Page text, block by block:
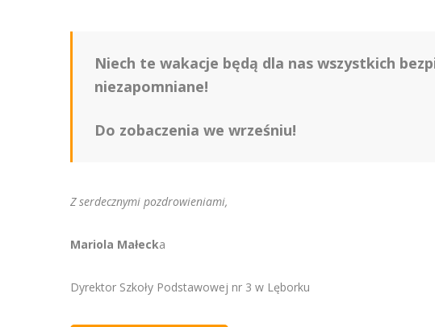
Niech te wakacje będą dla nas wszystkich
niezapomniane!
Do zobaczenia we wrześniu!
Z serdecznymi pozdrowieniami,
Mariola Małecka
Dyrektor Szkoły Podstawowej nr 3 w Lęborku